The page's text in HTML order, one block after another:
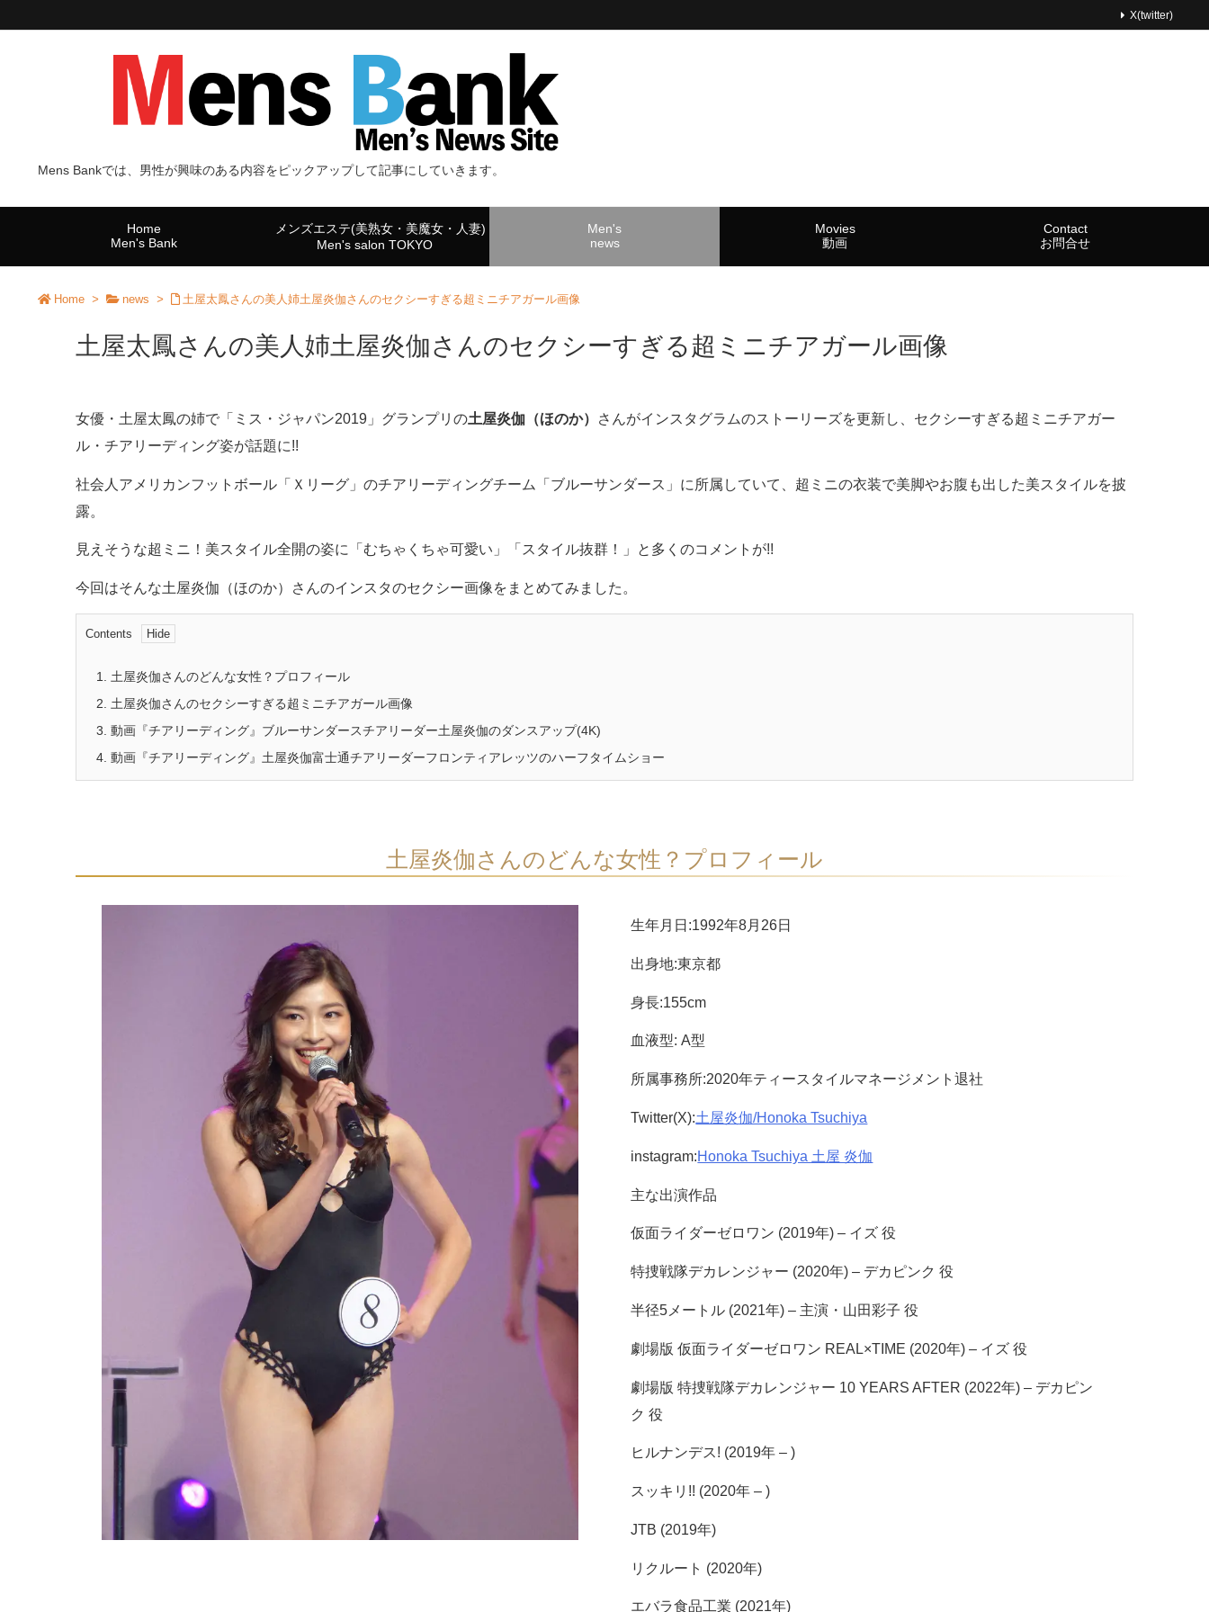
Mens Bankでは、男性が興味のある内容をピックアップして記事にしていきます。
Home
Men's Bank
メンズエステ(美熟女・美魔女・人妻)
Men's salon TOKYO
Men's
news
Movies
動画
Contact
お問合せ
X(twitter)
Home > news > 土屋太鳳さんの美人姉土屋炎伽さんのセクシーすぎる超ミニチアガール画像
土屋太鳳さんの美人姉土屋炎伽さんのセクシーすぎる超ミニチアガール画像
女優・土屋太鳳の姉で「ミス・ジャパン2019」グランプリの土屋炎伽（ほのか）
さんがインスタグラムのストーリーズを更新し、セクシーすぎる超ミニチアガー
ル・チアリーディング姿が話題に!!
社会人アメリカンフットボール「Ｘリーグ」のチアリーディングチーム「ブルーサンダース」に所属していて、超ミニの衣装で美脚やお腹も出した美スタイルを披
露。
見えそうな超ミニ！美スタイル全開の姿に「むちゃくちゃ可愛い」「スタイル抜群！」と多くのコメントが!!
今回はそんな土屋炎伽（ほのか）さんのインスタのセクシー画像をまとめてみました。
Contents
1.
土屋炎伽さんのどんな女性？プロフィール
2.
土屋炎伽さんのセクシーすぎる超ミニチアガール画像
3. 動画『チアリーディング』ブルーサンダースチアリーダー土屋炎伽のダンスアップ(4K)
4. 動画『チアリーディング』土屋炎伽富士通チアリーダーフロンティアレッツのハーフタイムショー
土屋炎伽さんのどんな女性？プロフィール
生年月日:1992年8月26日
出身地:東京都
身長:155cm
血液型: A型
所属事務所:2020年ティースタイルマネージメント退社
Twitter(X):土屋炎伽/Honoka Tsuchiya
instagram:Honoka Tsuchiya 土屋 炎伽
主な出演作品
仮面ライダーゼロワン (2019年) – イズ 役
特捜戦隊デカレンジャー (2020年) – デカピンク 役
半径5メートル (2021年) – 主演・山田彩子 役
劇場版 仮面ライダーゼロワン REAL×TIME (2020年) – イズ 役
劇場版 特捜戦隊デカレンジャー 10 YEARS AFTER (2022年) – デカピン
ク 役
ヒルナンデス! (2019年 – )
スッキリ!! (2020年 – )
JTB (2019年)
リクルート (2020年)
エバラ食品工業 (2021年)